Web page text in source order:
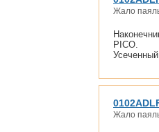
Жало
PICO.
Жало